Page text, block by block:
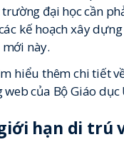
đại học cần
kế hoạch xây
này.
hiểu thêm chi tiết
web của Bộ Giáo dục
hạn di trú